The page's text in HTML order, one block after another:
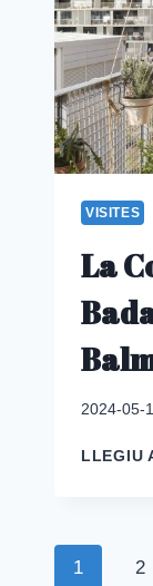
VISITES
La
2024-05-
LLEGIU
1 2